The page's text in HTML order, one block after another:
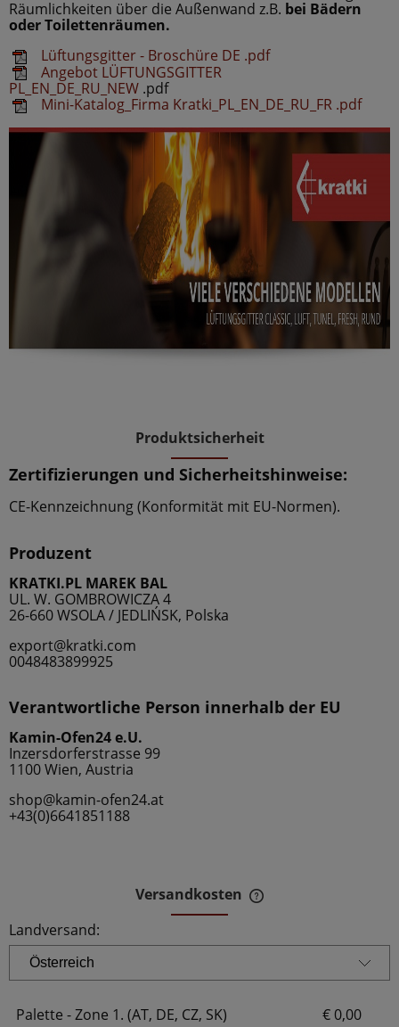
Räumlichkeiten über die Außenwand z.B. bei Bädern
oder Toilettenräumen.
Lüftungsgitter - Broschüre DE .pdf
Angebot LÜFTUNGSGITTER
PL_EN_DE_RU_NEW .pdf
Mini-Katalog_Firma Kratki_PL_EN_DE_RU_FR .pdf
Produktsicherheit
Zertifizierungen und Sicherheitshinweise:
CE-Kennzeichnung (Konformität mit EU-Normen).
Produzent
KRATKI.PL MAREK BAL
UL. W. GOMBROWICZA 4
26-660 WSOLA / JEDLIŃSK, Polska
export@kratki.com
0048483899925
Verantwortliche Person innerhalb der EU
Kamin-Ofen24 e.U.
Inzersdorferstrasse 99
1100 Wien, Austria
shop@kamin-ofen24.at
+43(0)6641851188
Versandkosten
Landversand:
Palette - Zone 1. (AT, DE, CZ, SK) € 0,00